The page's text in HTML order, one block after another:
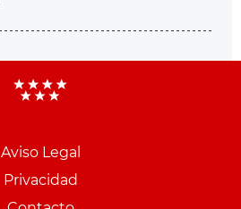
Aviso Legal
Privacidad